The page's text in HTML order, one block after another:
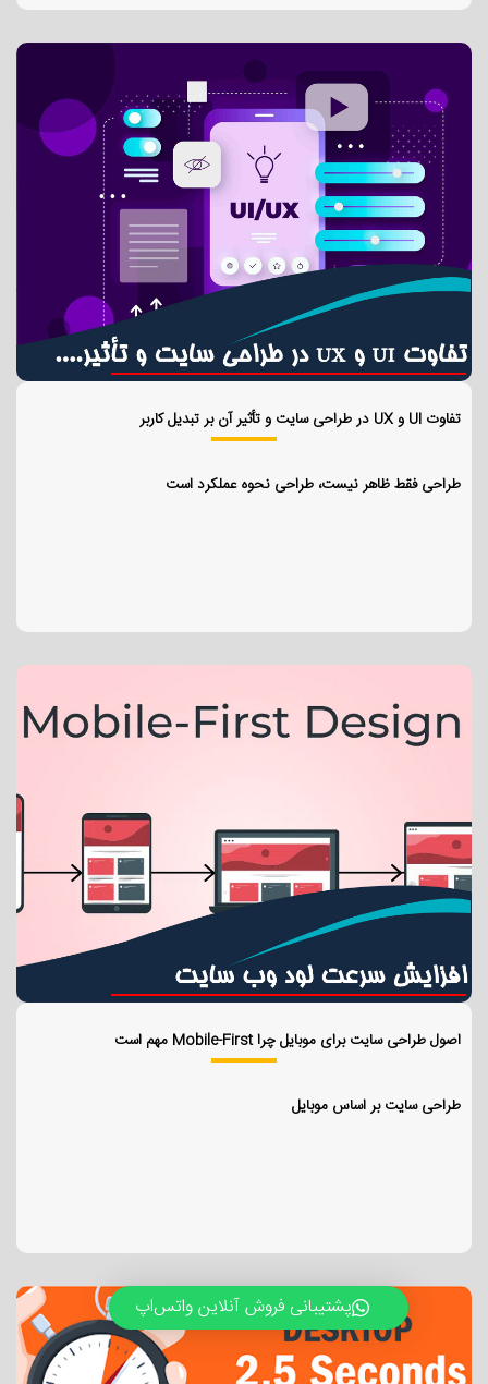
تفاوت UI و UX در طراحی سایت و تأثیر آن بر تبدیل کاربر
طراحی فقط ظاهر نیست، طراحی نحوه عملکرد است
اصول طراحی سایت برای موبایل چرا Mobile-First مهم است
طراحی سایت بر اساس موبایل
پشتیبانی فروش آنلاین واتس‌اپ